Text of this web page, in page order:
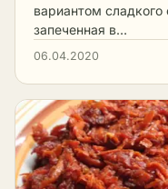
вариантом
запеченная в…
06.04.2020